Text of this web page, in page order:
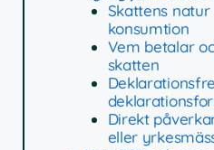
Skattens natur
konsumtion
Vem betalar
skatten
Direkt
eller